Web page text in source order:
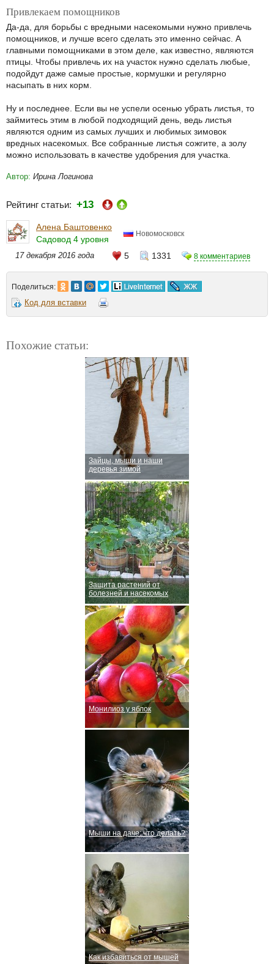
Привлекаем помощников
Да-да, для борьбы с вредными насекомыми нужно привлечь
помощников, и лучше всего сделать это именно сейчас. А
главными помощниками в этом деле, как известно, являются
птицы. Чтобы привлечь их на участок нужно сделать любые,
подойдут даже самые простые, кормушки и регулярно
насыпать в них корм.
Ну и последнее. Если вы не успели осенью убрать листья, то
займитесь этим в любой подходящий день, ведь листья
являются одним из самых лучших и любимых зимовок
вредных насекомых. Все собранные листья сожгите, а золу
можно использовать в качестве удобрения для участка.
Автор: Ирина Логинова
Рейтинг статьи: +13
Алена Баштовенко
Садовод 4 уровня
Новомосковск
17 декабря 2016 года 5 1331 8 комментариев
Поделиться:
Код для вставки
Похожие статьи:
Зайцы, мыши и наши
деревья зимой
Защита растений от
болезней и насекомых
Монилиоз у яблок
Мыши на даче: что делать?
Как избавиться от мышей